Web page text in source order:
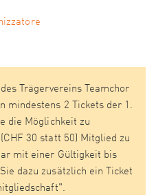
Trägervereins Teamchor
mindestens 2 Tickets der 1.
die Möglichkeit zu
30 statt 50) Mitglied zu
mit einer Gültigkeit bis
dazu zusätzlich ein Ticket